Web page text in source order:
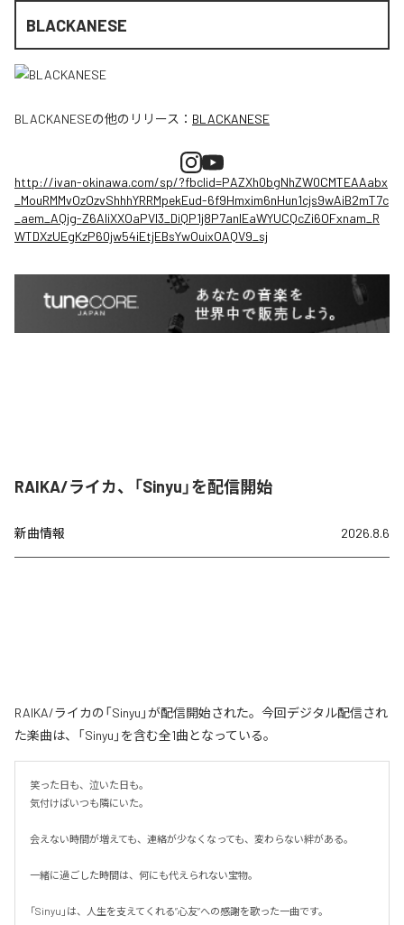
BLACKANESE
BLACKANESEの他のリリース： BLACKANESE
http://ivan-okinawa.com/sp/?fbclid=PAZXh0bgNhZW0CMTEAAabx
_MouRMMvOzOzvShhhYRRMpekEud-6f9Hmxim6nHun1cjs9wAiB2mT7c
_aem_AQjg-Z6AIiXXOaPVl3_DiQP1j8P7anlEaWYUCQcZi6OFxnam_R
WTDXzUEgKzP60jw54iEtjEBsYwOuixOAQV9_sj
RAIKA/ライカ、「Sinyu」を配信開始
新曲情報 2026.8.6
RAIKA/ライカの「Sinyu」が配信開始された。今回デジタル配信され
た楽曲は、「Sinyu」を含む全1曲となっている。
笑った日も、泣いた日も。
気付けばいつも隣にいた。
会えない時間が増えても、連絡が少なくなっても、変わらない絆がある。
一緒に過ごした時間は、何にも代えられない宝物。
「Sinyu」は、人生を支えてくれる”心友”への感謝を歌った一曲です。